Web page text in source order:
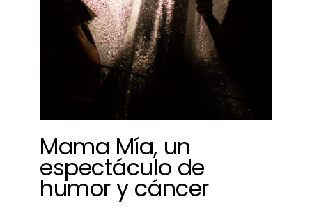
Mama Mía, un
espectáculo de
humor y cáncer